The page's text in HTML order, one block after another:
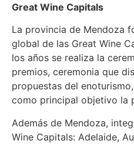
Great Wine Capitals
La provincia de Mendoza
global de las Great Wine
los años se realiza la
premios, ceremonia que
propuestas del
como principal objetivo la
Además de Mendoza,
Wine Capitals: Adelaide,